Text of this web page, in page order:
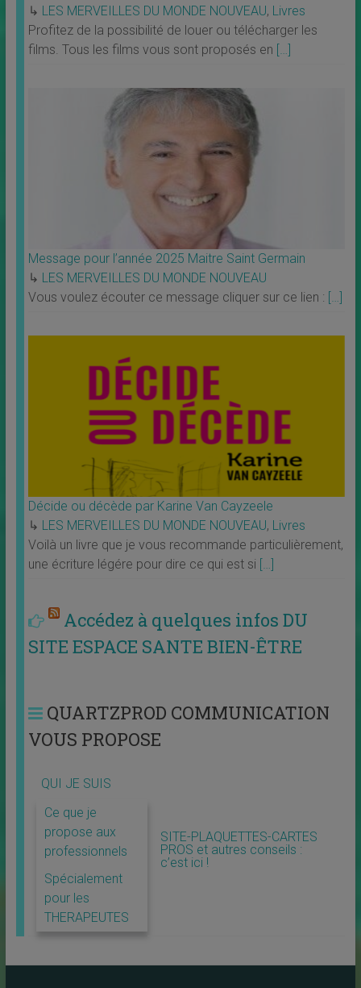
↳ LES MERVEILLES DU MONDE NOUVEAU, Livres
Profitez de la possibilité de louer ou télécharger les
films. Tous les films vous sont proposés en […]
Message pour l’année 2025 Maitre Saint Germain
↳ LES MERVEILLES DU MONDE NOUVEAU
Vous voulez écouter ce message cliquer sur ce lien : […]
Décide ou décède par Karine Van Cayzeele
↳ LES MERVEILLES DU MONDE NOUVEAU, Livres
Voilà un livre que je vous recommande particulièrement,
une écriture légére pour dire ce qui est si […]
Accédez à quelques infos DU
SITE ESPACE SANTE BIEN-ÊTRE
QUARTZPROD COMMUNICATION
VOUS PROPOSE
QUI JE SUIS
Ce que je
propose aux
professionnels
Spécialement
pour les
THERAPEUTES
SITE-PLAQUETTES-CARTES
PROS et autres conseils :
c’est ici !